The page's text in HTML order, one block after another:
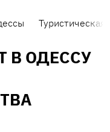
Туристическая
В ОДЕССУ